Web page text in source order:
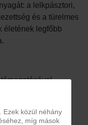
a lelkpásztori,
és a türelmes
életének legfőbb
Ezek közül néhány
míg mások